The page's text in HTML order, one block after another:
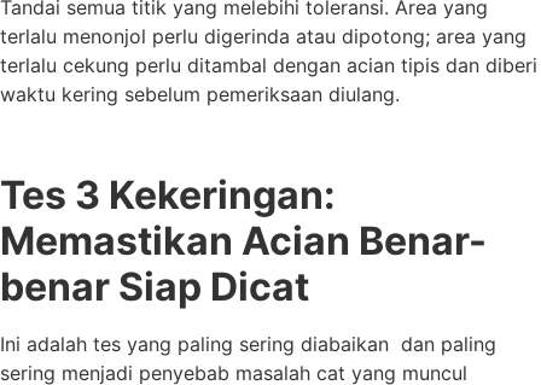
Tandai semua titik yang melebihi toleransi. Area yang
terlalu menonjol perlu digerinda atau dipotong; area yang
terlalu cekung perlu ditambal dengan acian tipis dan diberi
waktu kering sebelum pemeriksaan diulang.
Tes 3 Kekeringan:
Memastikan Acian Benar-
benar Siap Dicat
Ini adalah tes yang paling sering diabaikan dan paling
sering menjadi penyebab masalah cat yang muncul